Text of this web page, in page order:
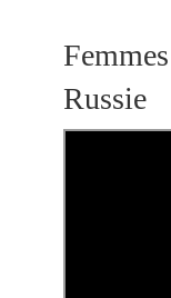
Russie